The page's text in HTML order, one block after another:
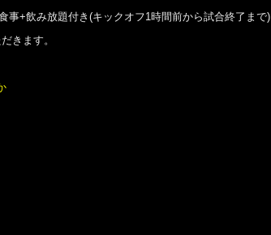
+飲み放題付き(キックオフ1時間前から試合終了まで)
きます。